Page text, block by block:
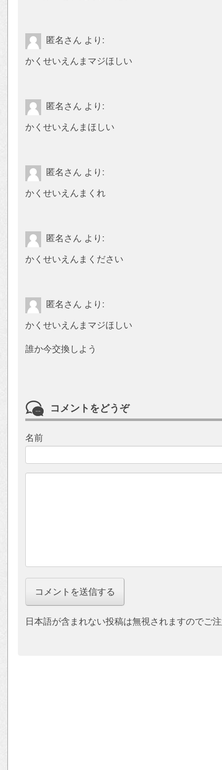
匿名さん より:
かくせいえんまマジほしい
匿名さん より:
かくせいえんまほしい
匿名さん より:
かくせいえんまくれ
匿名さん より:
かくせいえんまください
匿名さん より:
かくせいえんまマジほしい
誰か今交換しよう
コメントをどうぞ
名前
日本語が含まれない投稿は無視されますのでご